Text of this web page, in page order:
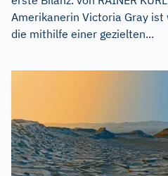
Amerikanerin Victoria Gray
die mithilfe einer gezielten...